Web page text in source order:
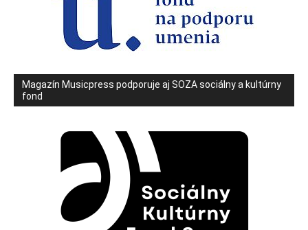
Magazín Musicpress podporuje aj SOZA sociálny a kultúrny
fond